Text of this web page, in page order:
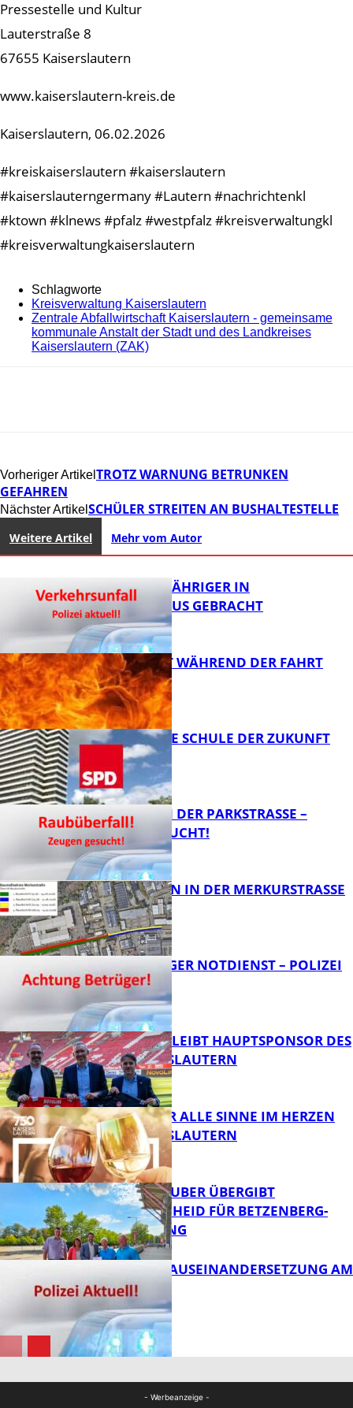
Pressestelle und Kultur
Lauterstraße 8
67655 Kaiserslautern
www.kaiserslautern-kreis.de
Kaiserslautern, 06.02.2026
#kreiskaiserslautern #kaiserslautern
#kaiserslauterngermany #Lautern #nachrichtenkl
#ktown #klnews #pfalz #westpfalz #kreisverwaltungkl
#kreisverwaltungkaiserslautern
Schlagworte
Kreisverwaltung Kaiserslautern
Zentrale Abfallwirtschaft Kaiserslautern - gemeinsame
kommunale Anstalt der Stadt und des Landkreises
Kaiserslautern (ZAK)
Vorheriger Artikel TROTZ WARNUNG BETRUNKEN
GEFAHREN
Nächster Artikel SCHÜLER STREITEN AN BUSHALTESTELLE
Weitere Artikel Mehr vom Autor
FB News
UNFALL: 58-JÄHRIGER IN
KRANKENHAUS GEBRACHT
FB News
AUTO FÄNGT WÄHREND DER FAHRT
FEUER
WIE SIEHT DIE SCHULE DER ZUKUNFT
AUS?
FB News
ÜBERFALL IN DER PARKSTRASSE – Z
EUGEN GESUCHT!
BAUARBEITEN IN DER MERKURSTRASSE
FB News
FRAGWÜRDIGER NOTDIENST – POLIZEI
WARNT
FB News
NOVOLINE BLEIBT HAUPTSPONSOR DES
1. FC KAISERSLAUTERN
FB Kultur
GENÜSSE FÜR ALLE SINNE IM HERZEN
VON KAISERSLAUTERN
MINISTER TEUBER ÜBERGIBT
FÖRDERBESCHEID FÜR BETZENBERG-
ENTWICKLUNG
HANDFESTE AUSEINANDERSETZUNG AM
PFAFFPLATZ
- Werbeanzeige -